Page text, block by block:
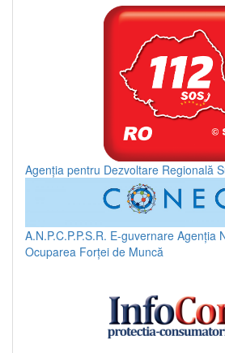
Agenția pentru Dezvoltare Regională
A.N.P.C.P.P.S.R. E-guvernare Agenția
Ocuparea Forței de Muncă